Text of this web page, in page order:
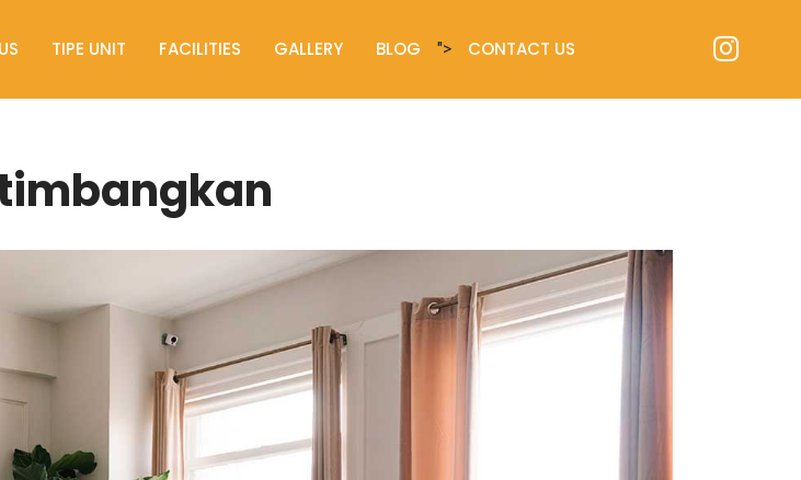
TIPE UNIT FACILITIES GALLERY BLOG "> CONTACT US